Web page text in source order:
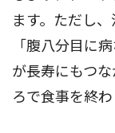
ます。ただし
「腹八分目に
が長寿にもつ
ろで食事を終